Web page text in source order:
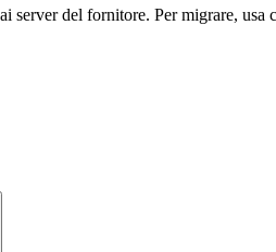
del fornitore. Per migrare,